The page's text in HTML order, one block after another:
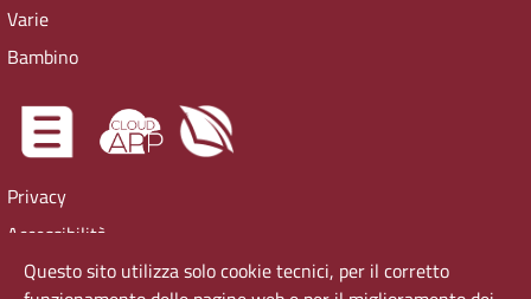
Varie
Bambino
Privacy
Accessibilità
Cookie Policy
Questo sito utilizza solo cookie tecnici, per il corretto